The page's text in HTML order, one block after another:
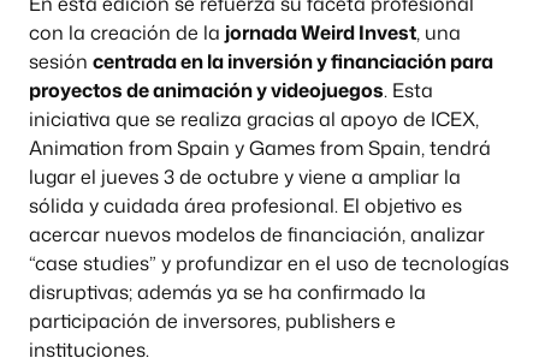
con la creación de la jornada Weird Invest, una
sesión centrada en la inversión y financiación para
proyectos de animación y videojuegos. Esta
iniciativa que se realiza gracias al apoyo de ICEX,
Animation from Spain y Games from Spain, tendrá
lugar el jueves 3 de octubre y viene a ampliar la
sólida y cuidada área profesional. El objetivo es
acercar nuevos modelos de financiación, analizar
“case studies” y profundizar en el uso de tecnologías
disruptivas; además ya se ha confirmado la
participación de inversores, publishers e
instituciones.